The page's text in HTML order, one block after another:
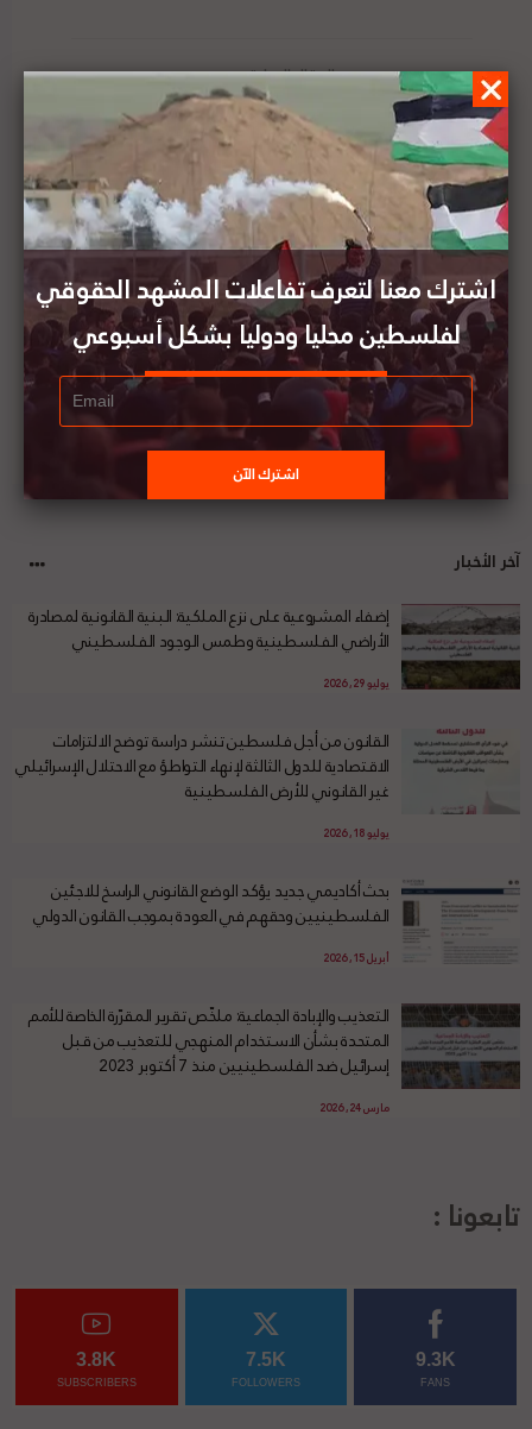
24 أيلول/ سبتمبر: قرار أممي حول فلسطين صدر في
مثل هذا اليوم
تقرير المشهد الحقوقي لفلسطين | العدد (90) | 19 -
25 سبتمبر 2021
آخر الأخبار
إضفاء المشروعية على نزع الملكية: البنية القانونية لمصادرة
الأراضي الفلسطينية وطمس الوجود الفلسطيني
يوليو 29, 2026
القانون من أجل فلسطين تنشر دراسة توضح الالتزامات
الاقتصادية للدول الثالثة لإنهاء التواطؤ مع الاحتلال الإسرائيلي
غير القانوني للأرض الفلسطينية
يوليو 18, 2026
بحث أكاديمي جديد يؤكد الوضع القانوني الراسخ للاجئين
الفلسطينيين وحقهم في العودة بموجب القانون الدولي
أبريل 15, 2026
التعذيب والإبادة الجماعية: ملخّص تقرير المقرّرة الخاصة للأمم
المتحدة بشأن الاستخدام المنهجي للتعذيب من قبل
إسرائيل ضد الفلسطينيين منذ 7 أكتوبر 2023
مارس 24, 2026
تابعونا :
9.3K
FANS
7.5K
FOLLOWERS
3.8K
SUBSCRIBERS
اشترك معنا لتعرف تفاعلات المشهد الحقوقي
لفلسطين محليا ودوليا بشكل أسبوعي